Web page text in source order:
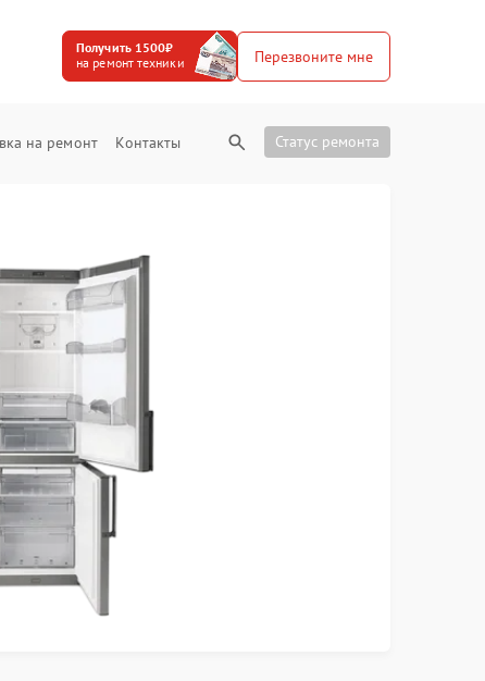
Получить 1500₽
на ремонт техники
Перезвоните мне
на ремонт Контакты Статус ремонта